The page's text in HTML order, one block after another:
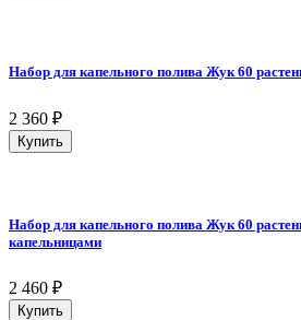
Набор для капельного полива Жук 60
2 360 ₽
Купить
Набор для капельного полива Жук 60
капельницами
2 460 ₽
Купить